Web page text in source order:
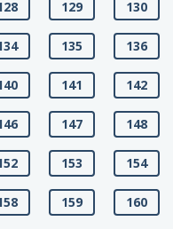
129 130
135 136
141 142
147 148
153 154
159 160